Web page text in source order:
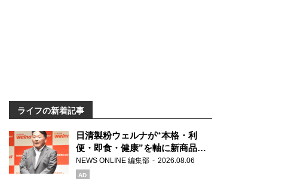
ライフの新着記事
日清製粉ウェルナが“本格・利
便・即食・健康”を軸に新商品を
展開 「マ・マー」「青の洞窟」
ブランドを強化
NEWS ONLINE 編集部 2026.08.06
AD